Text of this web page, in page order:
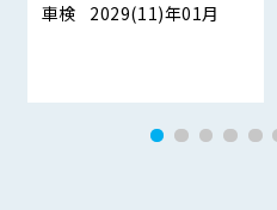
車検 2029(11)年01月